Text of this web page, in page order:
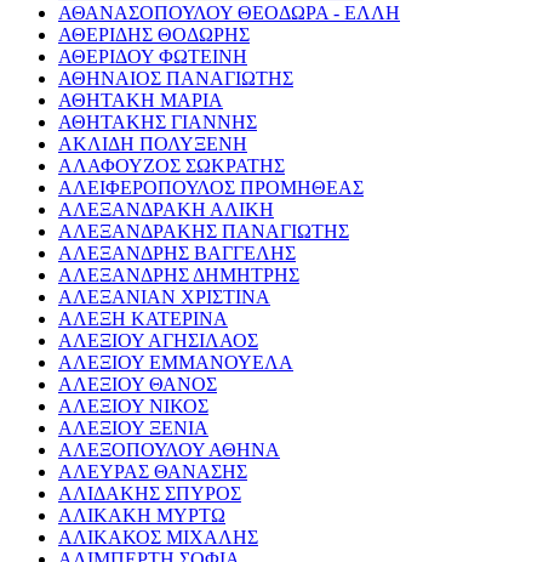
ΑΘΑΝΑΣΟΠΟΥΛΟΥ ΘΕΟΔΩΡΑ - ΕΛΛΗ
ΑΘΕΡΙΔΗΣ ΘΟΔΩΡΗΣ
ΑΘΕΡΙΔΟΥ ΦΩΤΕΙΝΗ
ΑΘΗΝΑΙΟΣ ΠΑΝΑΓΙΩΤΗΣ
ΑΘΗΤΑΚΗ ΜΑΡΙΑ
ΑΘΗΤΑΚΗΣ ΓΙΑΝΝΗΣ
ΑΚΛΙΔΗ ΠΟΛΥΞΕΝΗ
ΑΛΑΦΟΥΖΟΣ ΣΩΚΡΑΤΗΣ
ΑΛΕΙΦΕΡΟΠΟΥΛΟΣ ΠΡΟΜΗΘΕΑΣ
ΑΛΕΞΑΝΔΡΑΚΗ ΑΛΙΚΗ
ΑΛΕΞΑΝΔΡΑΚΗΣ ΠΑΝΑΓΙΩΤΗΣ
ΑΛΕΞΑΝΔΡΗΣ ΒΑΓΓΕΛΗΣ
ΑΛΕΞΑΝΔΡΗΣ ΔΗΜΗΤΡΗΣ
ΑΛΕΞΑΝΙΑΝ ΧΡΙΣΤΙΝΑ
ΑΛΕΞΗ ΚΑΤΕΡΙΝΑ
ΑΛΕΞΙΟΥ ΑΓΗΣΙΛΑΟΣ
ΑΛΕΞΙΟΥ ΕΜΜΑΝΟΥΕΛΑ
ΑΛΕΞΙΟΥ ΘΑΝΟΣ
ΑΛΕΞΙΟΥ ΝΙΚΟΣ
ΑΛΕΞΙΟΥ ΞΕΝΙΑ
ΑΛΕΞΟΠΟΥΛΟΥ ΑΘΗΝΑ
ΑΛΕΥΡΑΣ ΘΑΝΑΣΗΣ
ΑΛΙΔΑΚΗΣ ΣΠΥΡΟΣ
ΑΛΙΚΑΚΗ ΜΥΡΤΩ
ΑΛΙΚΑΚΟΣ ΜΙΧΑΛΗΣ